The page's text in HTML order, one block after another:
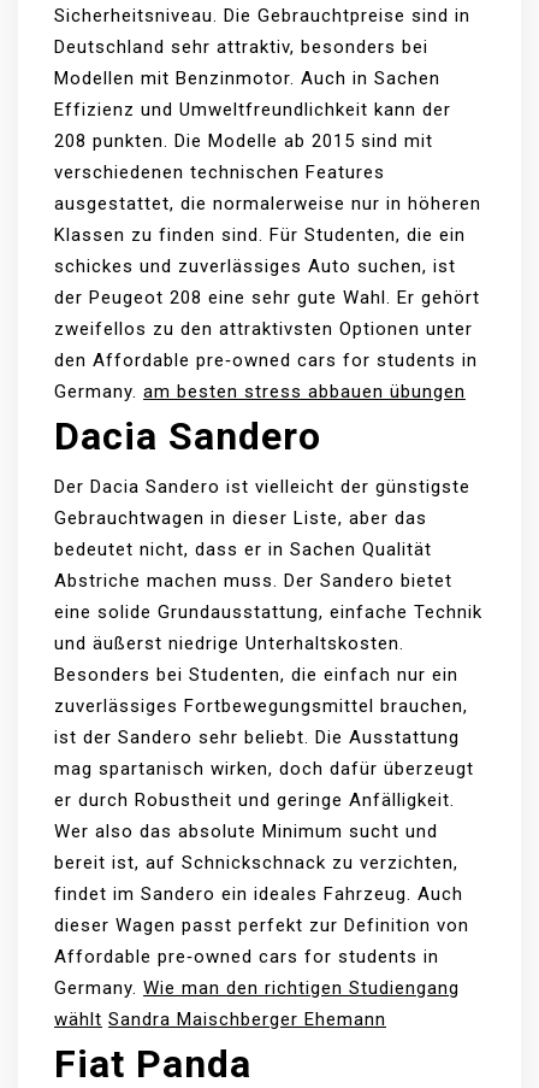
Sicherheitsniveau. Die Gebrauchtpreise sind in
Deutschland sehr attraktiv, besonders bei
Modellen mit Benzinmotor. Auch in Sachen
Effizienz und Umweltfreundlichkeit kann der
208 punkten. Die Modelle ab 2015 sind mit
verschiedenen technischen Features
ausgestattet, die normalerweise nur in höheren
Klassen zu finden sind. Für Studenten, die ein
schickes und zuverlässiges Auto suchen, ist
der Peugeot 208 eine sehr gute Wahl. Er gehört
zweifellos zu den attraktivsten Optionen unter
den Affordable pre‑owned cars for students in
Germany. am besten stress abbauen übungen
Dacia Sandero
Der Dacia Sandero ist vielleicht der günstigste
Gebrauchtwagen in dieser Liste, aber das
bedeutet nicht, dass er in Sachen Qualität
Abstriche machen muss. Der Sandero bietet
eine solide Grundausstattung, einfache Technik
und äußerst niedrige Unterhaltskosten.
Besonders bei Studenten, die einfach nur ein
zuverlässiges Fortbewegungsmittel brauchen,
ist der Sandero sehr beliebt. Die Ausstattung
mag spartanisch wirken, doch dafür überzeugt
er durch Robustheit und geringe Anfälligkeit.
Wer also das absolute Minimum sucht und
bereit ist, auf Schnickschnack zu verzichten,
findet im Sandero ein ideales Fahrzeug. Auch
dieser Wagen passt perfekt zur Definition von
Affordable pre‑owned cars for students in
Germany. Wie man den richtigen Studiengang
wählt Sandra Maischberger Ehemann
Fiat Panda